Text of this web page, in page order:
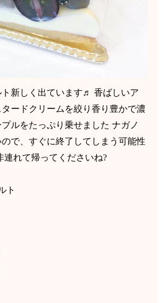
新しく出ています♬ 香ばしいア
ードクリームを絞り香り豊かで濃
ルをたっぷり乗せました ナガノ
で、すぐに終了してしまう可能性
連れて帰ってくださいね?
ト